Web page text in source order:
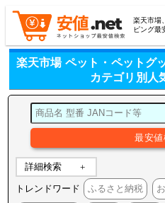
楽天市場
ピング最
楽天市場 ペット・ペットグ
カテゴリ別人
詳細検索
トレンドワード ふるさと納税